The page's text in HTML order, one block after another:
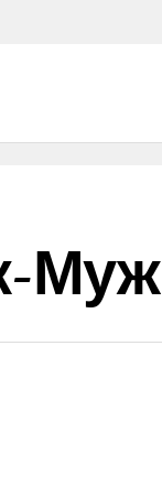
Муж